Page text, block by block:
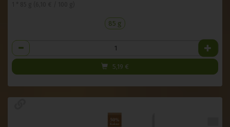
85 g
Anzahl
5,19 €